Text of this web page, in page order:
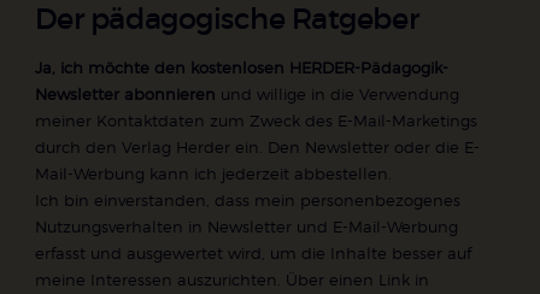
Der pädagogische Ratgeber
Ja, ich möchte den kostenlosen HERDER-Pädagogik-
Newsletter abonnieren und willige in die Verwendung
meiner Kontaktdaten zum Zweck des E-Mail-Marketings
durch den Verlag Herder ein. Den Newsletter oder die E-
Mail-Werbung kann ich jederzeit abbestellen.
Ich bin einverstanden, dass mein personenbezogenes
Nutzungsverhalten in Newsletter und E-Mail-Werbung
erfasst und ausgewertet wird, um die Inhalte besser auf
meine Interessen auszurichten. Über einen Link in